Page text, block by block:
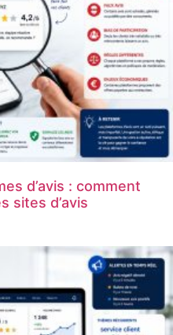
d’avis : comment
sites d’avis